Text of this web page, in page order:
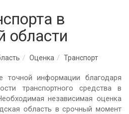
в
области
Оценка Транспорт
точной информации благодаря
транспортного средства в
независимая оценка
область в срочный момент